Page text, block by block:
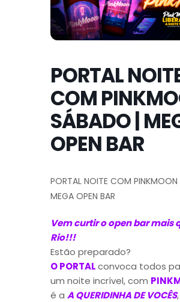
PORTAL
COM
SÁBADO |
OPEN BAR
PORTAL NOITE COM
MEGA OPEN BAR
Vem curtir o open bar mais
Rio!!!
Estão preparado?
O PORTALconvoca todos
um noite incrível, com
é a A QUERIDINHA DE VOCÊS